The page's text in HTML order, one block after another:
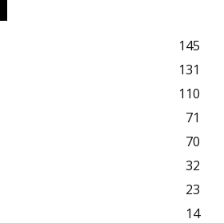
145
131
110
71
70
32
23
14